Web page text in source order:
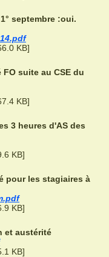
septembre :oui.
KB]
FO suite au CSE du
KB]
3 heures d'AS des
KB]
pour les stagiaires à
KB]
et austérité
KB]